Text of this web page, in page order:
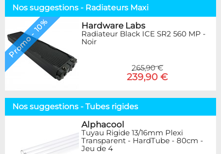
Nos suggestions - Radiateurs Maxi
Promo - 10% Hardware Labs
Radiateur Black ICE SR2 560 MP -
Noir
265,90 €
239,90 €
Nos suggestions - Tubes rigides
Alphacool
Tuyau Rigide 13/16mm Plexi
Transparent - HardTube - 80cm -
Jeu de 4